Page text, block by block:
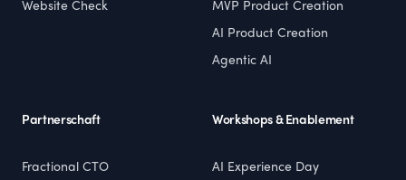
Website Check MVP Product Creation
AI Product Creation
Agentic AI
Partnerschaft
Fractional CTO
Workshops & Enablement
AI Experience Day